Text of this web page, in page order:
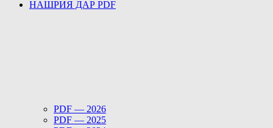
НАШРИЯ ДАР PDF
PDF — 2026
PDF — 2025